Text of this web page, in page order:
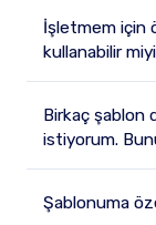
İşletmem için
kullanabilir
Birkaç şablon
istiyorum.
Şablonuma